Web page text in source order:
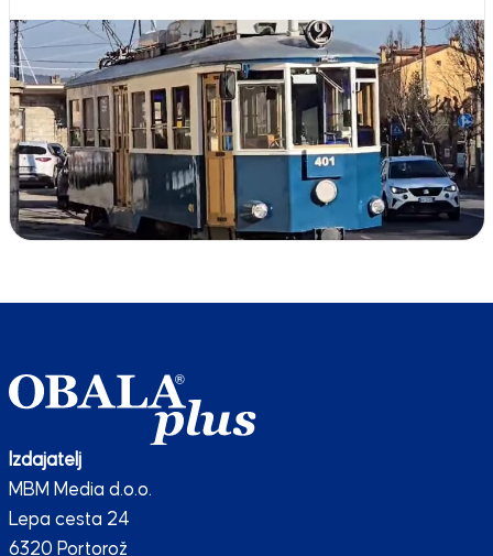
Izdajatelj
MBM Media d.o.o.
Lepa cesta 24
6320 Portorož